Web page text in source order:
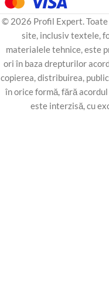
© 2026 Profil Expert.
site, inclusiv textele,
materialele tehnice, este
ori în baza drepturilor
copierea, distribuirea,
în orice formă, fără
este interzisă, cu